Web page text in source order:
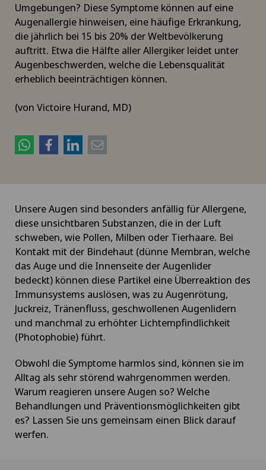
Umgebungen? Diese Symptome können auf eine
Augenallergie hinweisen, eine häufige Erkrankung,
die jährlich bei 15 bis 20% der Weltbevölkerung
auftritt. Etwa die Hälfte aller Allergiker leidet unter
Augenbeschwerden, welche die Lebensqualität
erheblich beeinträchtigen können.
(von Victoire Hurand, MD)
Unsere Augen sind besonders anfällig für Allergene,
diese unsichtbaren Substanzen, die in der Luft
schweben, wie Pollen, Milben oder Tierhaare. Bei
Kontakt mit der Bindehaut (dünne Membran, welche
das Auge und die Innenseite der Augenlider
bedeckt) können diese Partikel eine Überreaktion des
Immunsystems auslösen, was zu Augenrötung,
Juckreiz, Tränenfluss, geschwollenen Augenlidern
und manchmal zu erhöhter Lichtempfindlichkeit
(Photophobie) führt.
Obwohl die Symptome harmlos sind, können sie im
Alltag als sehr störend wahrgenommen werden.
Warum reagieren unsere Augen so? Welche
Behandlungen und Präventionsmöglichkeiten gibt
es? Lassen Sie uns gemeinsam einen Blick darauf
werfen.